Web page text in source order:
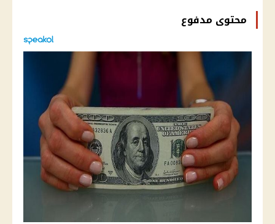
محتوى مدفوع